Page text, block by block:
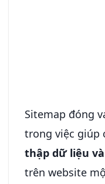
Sitemap đóng
trong việc giúp
thập dữ liệu
trên website